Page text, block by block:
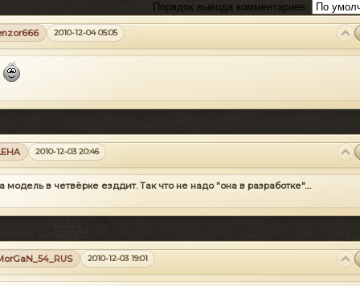
Порядок вывода комментариев:
2010-12-04 05:05
2010-12-03 20:46
модель в четвёрке езддит. Так что не надо "она в разработке"....
2010-12-03 19:01